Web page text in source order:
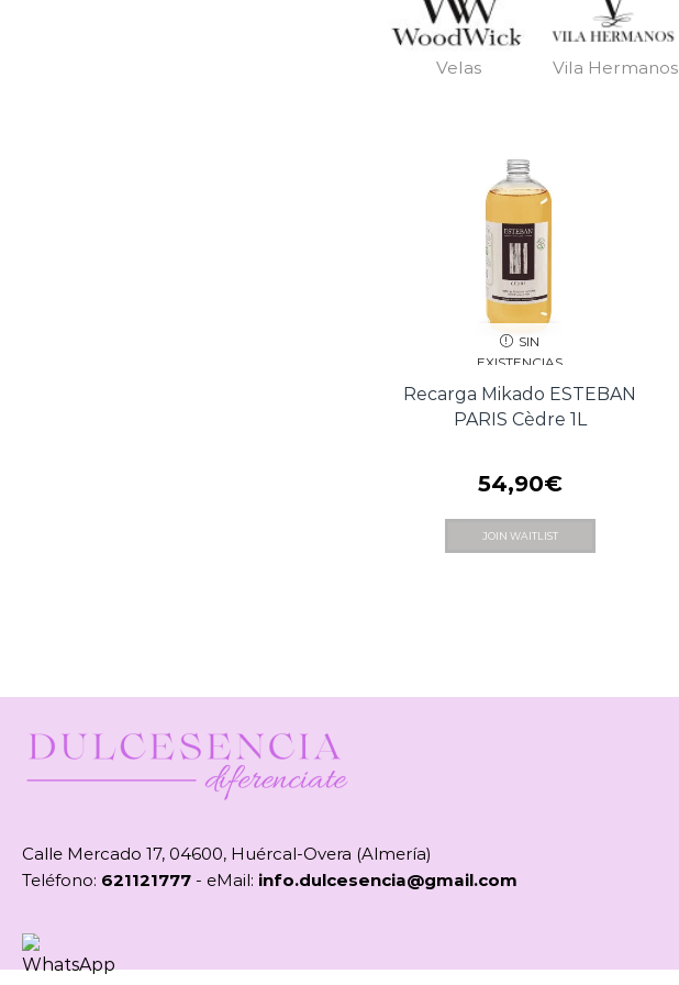
Velas Vila Hermanos
SIN
EXISTENCIAS
Recarga Mikado ESTEBAN
PARIS Cèdre 1L
54,90€
JOIN WAITLIST
Calle Mercado 17, 04600, Huércal-Overa (Almería)
Teléfono: 621121777 - eMail: info.dulcesencia@gmail.com